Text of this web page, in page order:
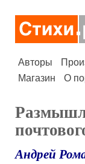
Авторы
Магазин
О
Андрей